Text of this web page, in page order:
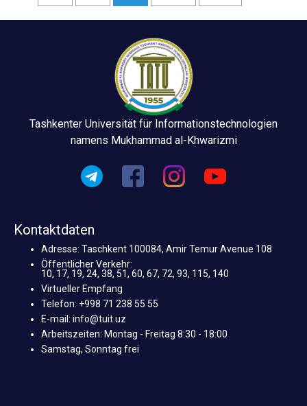
Tashkenter Universität für Informationstechnologien
namens Mukhammad al-Khwarizmi
Kontaktdaten
Adresse: Taschkent 100084, Amir Temur Avenue 108
Öffentlicher Verkehr:
10, 17, 19, 24, 38, 51, 60, 67, 72, 93, 115, 140
Virtueller Empfang
Telefon: +998 71 238 55 55
E-mail: info@tuit.uz
Arbeitszeiten: Montag - Freitag 8:30 - 18:00
Samstag, Sonntag frei